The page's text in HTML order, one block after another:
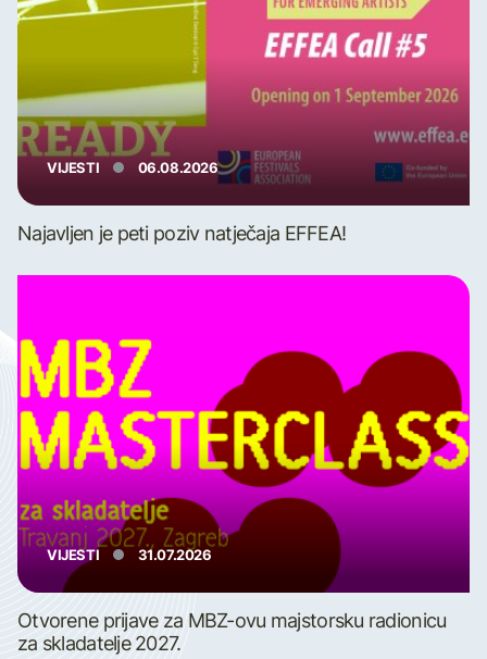
VIJESTI 06.08.2026
Najavljen je peti poziv natječaja EFFEA!
VIJESTI 31.07.2026
Otvorene prijave za MBZ-ovu majstorsku radionicu
za skladatelje 2027.